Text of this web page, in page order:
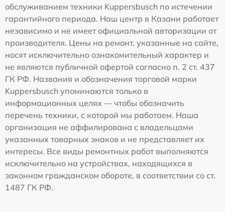
обслуживанием техники Kuppersbusch по истечении
гарантийного периода. Наш центр в Казани работает
независимо и не имеет официальной авторизации от
производителя. Цены на ремонт, указанные на сайте,
носят исключительно ознакомительный характер и
не являются публичной офертой согласно п. 2 ст. 437
ГК РФ. Названия и обозначения торговой марки
Kuppersbusch упоминаются только в
информационных целях — чтобы обозначить
перечень техники, с которой мы работаем. Наша
организация не аффилирована с владельцами
указанных товарных знаков и не представляет их
интересы. Все виды ремонтных работ выполняются
исключительно на устройствах, находящихся в
законном гражданском обороте, в соответствии со ст.
1487 ГК РФ.